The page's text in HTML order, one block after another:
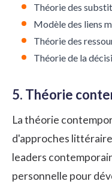
Théorie des
Modèle des liens
Théorie des
Théorie de la
5. Théorie
La théorie
d'approches
leaders
personnelle pour